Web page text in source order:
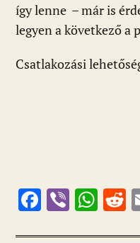
így lenne – már is
legyen a következő a
Csatlakozási
F Vi W R